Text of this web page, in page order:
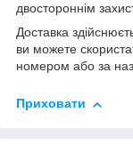
двостороннім
Доставка
ви можете
номером або за
Приховати